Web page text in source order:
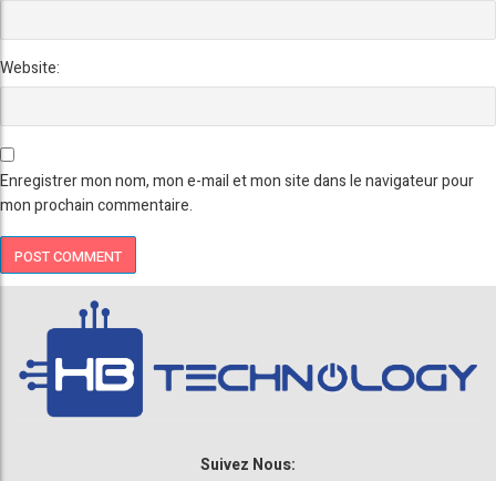
Website:
Enregistrer mon nom, mon e-mail et mon site dans le navigateur pour
mon prochain commentaire.
Suivez Nous: